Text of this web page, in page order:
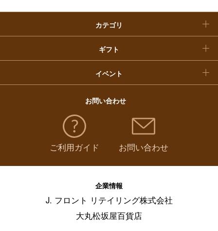
カテゴリ
ギフト
イベント
福袋
お問い合わせ
ご利用ガイド お問い合わせ
企業情報
J. フロント リテイリング株式会社
大丸松坂屋百貨店